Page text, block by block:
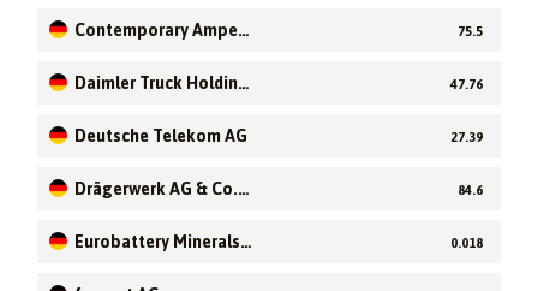
Contemporary Amper
75.5
Daimler Truck Holding
47.76
Deutsche Telekom AG 27.39
Drägerwerk AG & Co. K
84.6
Eurobattery Minerals
0.018